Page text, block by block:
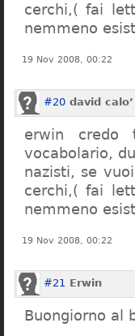
cerchi,( fai
nemmeno
19 Nov 2008, 00:22
#20 david calo’
erwin credo
vocabolario,
nazisti, se
cerchi,( fai
nemmeno
19 Nov 2008, 00:22
#21 Erwin
Buongiorno al